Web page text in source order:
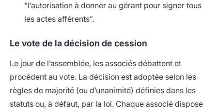
“l’autorisation à donner au gérant pour signer tous
les actes afférents”.
Le vote de la décision de cession
Le jour de l’assemblée, les associés débattent et
procèdent au vote. La décision est adoptée selon les
règles de majorité (ou d’unanimité) définies dans les
statuts ou, à défaut, par la loi. Chaque associé dispose